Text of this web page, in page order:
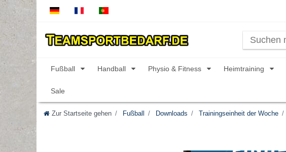
Fußball Handball Physio & Fitness Heimtraining
Sale
Zur Startseite gehen Fußball Downloads Trainingseinheit der Woche